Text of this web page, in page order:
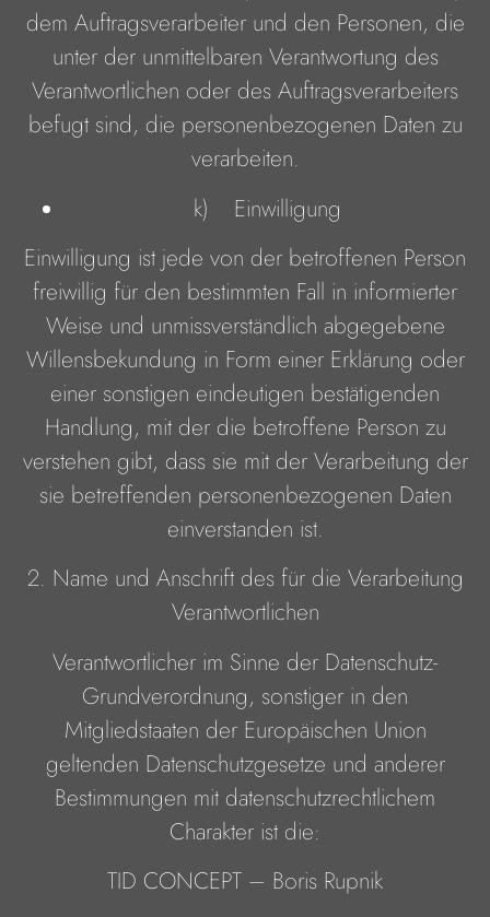
dem Auftragsverarbeiter und den Personen, die
unter der unmittelbaren Verantwortung des
Verantwortlichen oder des Auftragsverarbeiters
befugt sind, die personenbezogenen Daten zu
verarbeiten.
k) Einwilligung
Einwilligung ist jede von der betroffenen Person
freiwillig für den bestimmten Fall in informierter
Weise und unmissverständlich abgegebene
Willensbekundung in Form einer Erklärung oder
einer sonstigen eindeutigen bestätigenden
Handlung, mit der die betroffene Person zu
verstehen gibt, dass sie mit der Verarbeitung der
sie betreffenden personenbezogenen Daten
einverstanden ist.
2. Name und Anschrift des für die Verarbeitung
Verantwortlichen
Verantwortlicher im Sinne der Datenschutz-
Grundverordnung, sonstiger in den
Mitgliedstaaten der Europäischen Union
geltenden Datenschutzgesetze und anderer
Bestimmungen mit datenschutzrechtlichem
Charakter ist die:
TID CONCEPT – Boris Rupnik